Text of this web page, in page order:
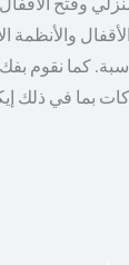
والأنظمة
كما نقوم
بما في ذلك